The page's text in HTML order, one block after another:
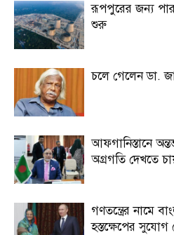
রূপপুরের জন্য
শুরু
চলে গেলেন ডা.
আফগানিস্তানে
অগ্রগতি দেখতে
গণতন্ত্রের নামে
হস্তক্ষেপের সুযোগ